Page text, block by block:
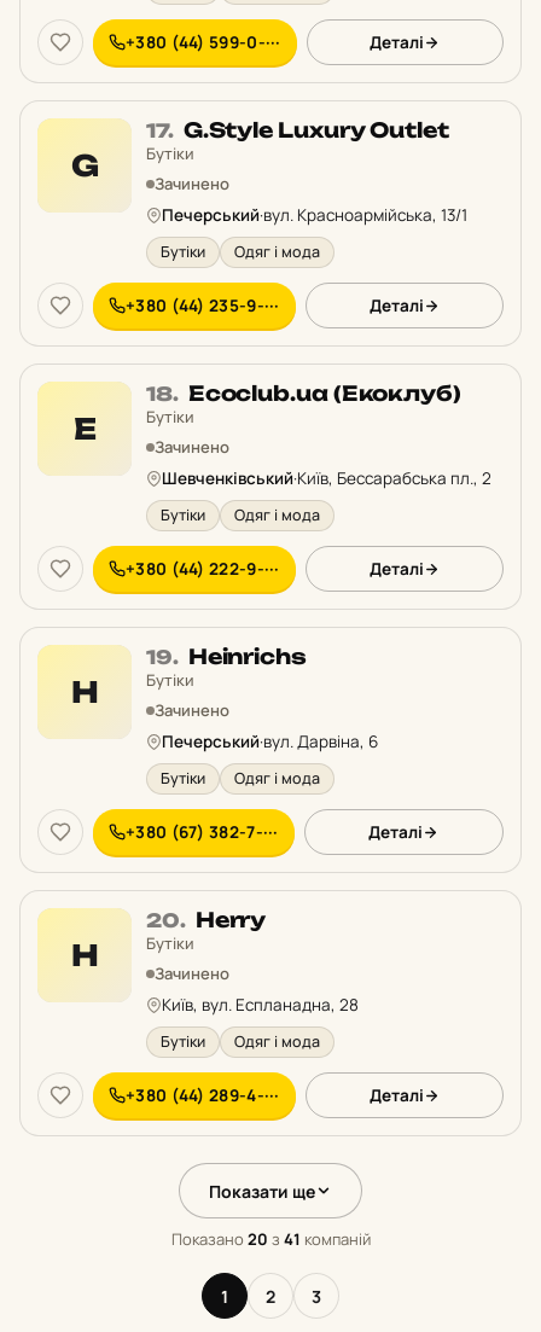
+380 (44) 599-0-··· Деталі
G
17. Місце
17
у
G.Style Luxury Outlet
Бутіки
Зачинено
Печерський·вул. Красноармійська, 13/1
Бутіки Одяг і мода
+380 (44) 235-9-··· Деталі
E
18. Місце
18
у
Ecoclub.ua (Екоклуб)
Бутіки
Зачинено
Шевченківський·Київ, Бессарабська пл., 2
Бутіки Одяг і мода
+380 (44) 222-9-··· Деталі
H
19. Місце
19
у
Heinrichs
Бутіки
Зачинено
Печерський·вул. Дарвіна, 6
Бутіки Одяг і мода
+380 (67) 382-7-··· Деталі
H
20. Місце
у
Herry
Бутіки
Зачинено
Київ, вул. Еспланадна, 28
Бутіки Одяг і мода
+380 (44) 289-4-··· Деталі
Показати ще
Показано 20 з 41 компаній
1 2 3